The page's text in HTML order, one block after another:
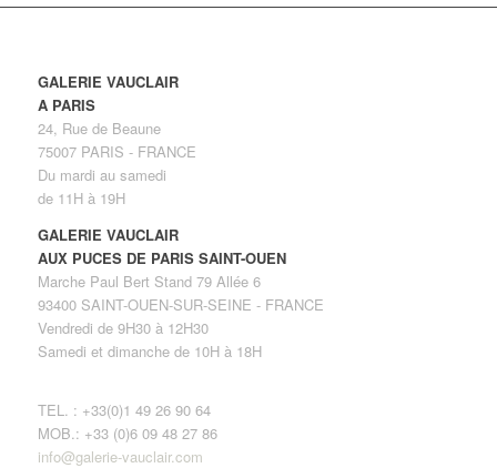
GALERIE VAUCLAIR
A PARIS
24, Rue de Beaune
75007 PARIS - FRANCE
Du mardi au samedi
de 11H à 19H
GALERIE VAUCLAIR
AUX PUCES DE PARIS SAINT-OUEN
Marche Paul Bert Stand 79 Allée 6
93400 SAINT-OUEN-SUR-SEINE - FRANCE
Vendredi de 9H30 à 12H30
Samedi et dimanche de 10H à 18H
TEL. : +33(0)1 49 26 90 64
MOB.: +33 (0)6 09 48 27 86
info@galerie-vauclair.com